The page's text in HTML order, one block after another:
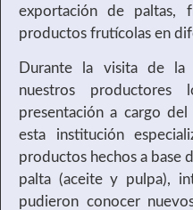
exportación de paltas,
productos frutícolas en
Durante la visita de la
nuestros
presentación a cargo
esta institución
productos hechos a base
palta (aceite y pulpa),
pudieron conocer